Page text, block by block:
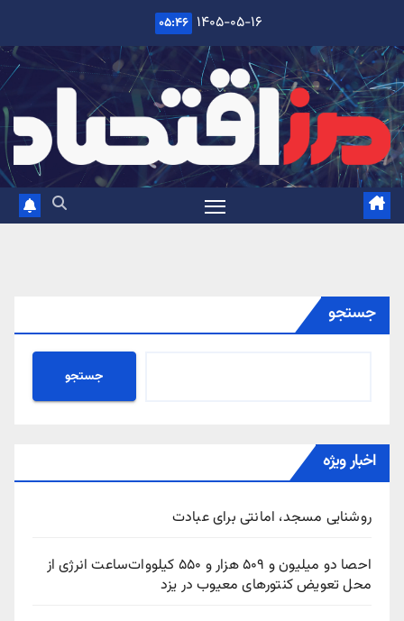
content
۱۴۰۵-۰۵-۱۶ ۰۵:۴۶
جستجو
جستجو
اخبار ویژه
روشنایی مسجد، امانتی برای عبادت
احصا دو میلیون و ۵۰۹ هزار و ۵۵۰ کیلووات‌ساعت انرژی از
محل تعویض کنتورهای معیوب در یزد